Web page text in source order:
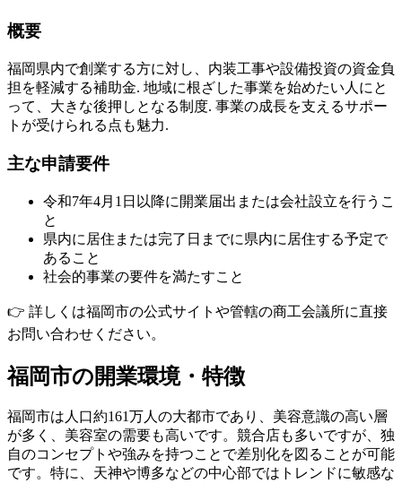
概要
福岡県内で創業する方に対し、内装工事や設備投資の資金負
担を軽減する補助金. 地域に根ざした事業を始めたい人にと
って、大きな後押しとなる制度. 事業の成長を支えるサポー
トが受けられる点も魅力.
主な申請要件
令和7年4月1日以降に開業届出または会社設立を行うこ
と
県内に居住または完了日までに県内に居住する予定で
あること
社会的事業の要件を満たすこと
👉 詳しくは福岡市の公式サイトや管轄の商工会議所に直接
お問い合わせください。
福岡市の開業環境・特徴
福岡市は人口約161万人の大都市であり、美容意識の高い層
が多く、美容室の需要も高いです。競合店も多いですが、独
自のコンセプトや強みを持つことで差別化を図ることが可能
です。特に、天神や博多などの中心部ではトレンドに敏感な